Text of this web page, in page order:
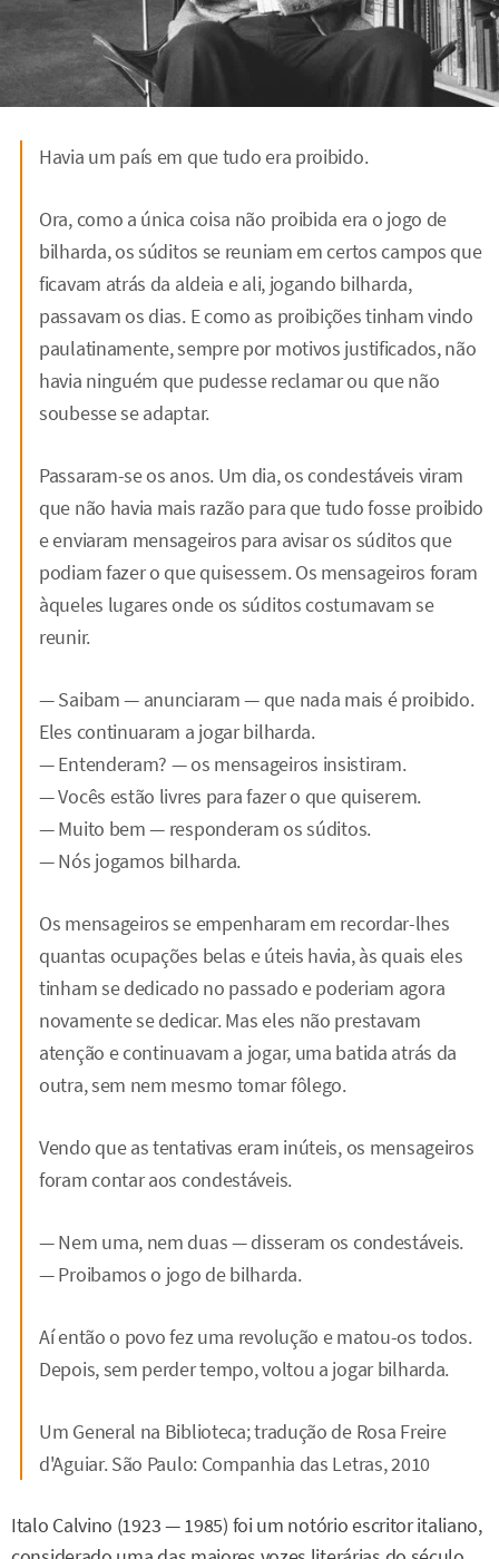
Havia um país em que tudo era proibido.
Ora, como a única coisa não proibida era o jogo de
bilharda, os súditos se reuniam em certos campos que
ficavam atrás da aldeia e ali, jogando bilharda,
passavam os dias. E como as proibições tinham vindo
paulatinamente, sempre por motivos justificados, não
havia ninguém que pudesse reclamar ou que não
soubesse se adaptar.
Passaram-se os anos. Um dia, os condestáveis viram
que não havia mais razão para que tudo fosse proibido
e enviaram mensageiros para avisar os súditos que
podiam fazer o que quisessem. Os mensageiros foram
àqueles lugares onde os súditos costumavam se
reunir.
— Saibam — anunciaram — que nada mais é proibido.
Eles continuaram a jogar bilharda.
— Entenderam? — os mensageiros insistiram.
— Vocês estão livres para fazer o que quiserem.
— Muito bem — responderam os súditos.
— Nós jogamos bilharda.
Os mensageiros se empenharam em recordar-lhes
quantas ocupações belas e úteis havia, às quais eles
tinham se dedicado no passado e poderiam agora
novamente se dedicar. Mas eles não prestavam
atenção e continuavam a jogar, uma batida atrás da
outra, sem nem mesmo tomar fôlego.
Vendo que as tentativas eram inúteis, os mensageiros
foram contar aos condestáveis.
— Nem uma, nem duas — disseram os condestáveis.
— Proibamos o jogo de bilharda.
Aí então o povo fez uma revolução e matou-os todos.
Depois, sem perder tempo, voltou a jogar bilharda.
Um General na Biblioteca; tradução de Rosa Freire
d'Aguiar. São Paulo: Companhia das Letras, 2010
Italo Calvino (1923 — 1985) foi um notório escritor italiano,